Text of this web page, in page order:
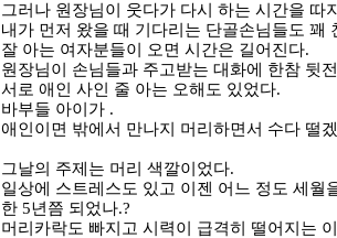
그러나 원장님이 웃다가 다시 하는 시간을 따
내가 먼저 왔을 때 기다리는 단골손님들도 꽤
잘 아는 여자분들이 오면 시간은 길어진다.
원장님이 손님들과 주고받는 대화에 한참 뒷
서로 애인 사인 줄 아는 오해도 있었다.
바부들 아이가 .
애인이면 밖에서 만나지 머리하면서 수다 떨
그날의 주제는 머리 색깔이었다.
일상에 스트레스도 있고 이젠 어느 정도 세월
한 5년쯤 되었나.?
머리카락도 빠지고 시력이 급격히 떨어지는